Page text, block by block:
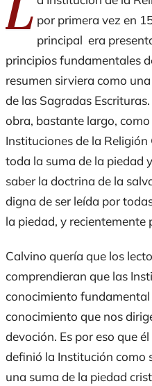
por primera vez en
principal era
principios fundamentales
resumen sirviera como
de las Sagradas
obra, bastante largo,
Instituciones de la
toda la suma de la piedad
saber la doctrina de la
digna de ser leída por
la piedad, y recientemente
Calvino quería que los
comprendieran que las
conocimiento
conocimiento que nos
devoción. Es por eso que
definió la Institución como
una suma de la piedad